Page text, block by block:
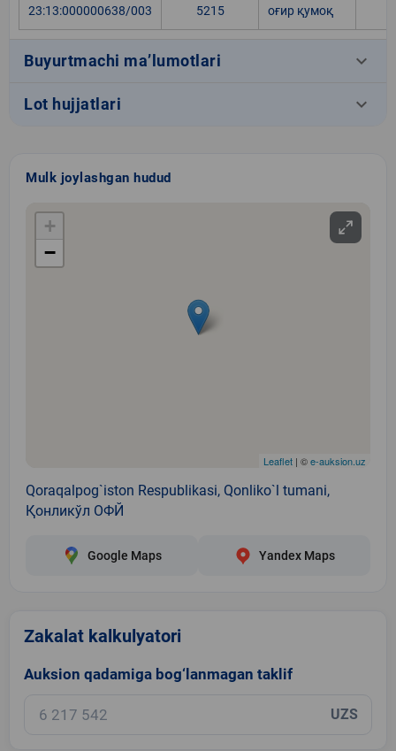
23:13:000000638/003 5215 оғир қумоқ
Buyurtmachi ma’lumotlari keyboard_arrow_down
Lot hujjatlari keyboard_arrow_down
Mulk joylashgan hudud
+
−
Leaflet | ©e-auksion.uz
Qoraqalpog`iston Respublikasi, Qonliko`l tumani,
Қонликўл ОФЙ
Google Maps Yandex Maps
Zakalat kalkulyatori
Auksion qadamiga bog‘lanmagan taklif
UZS